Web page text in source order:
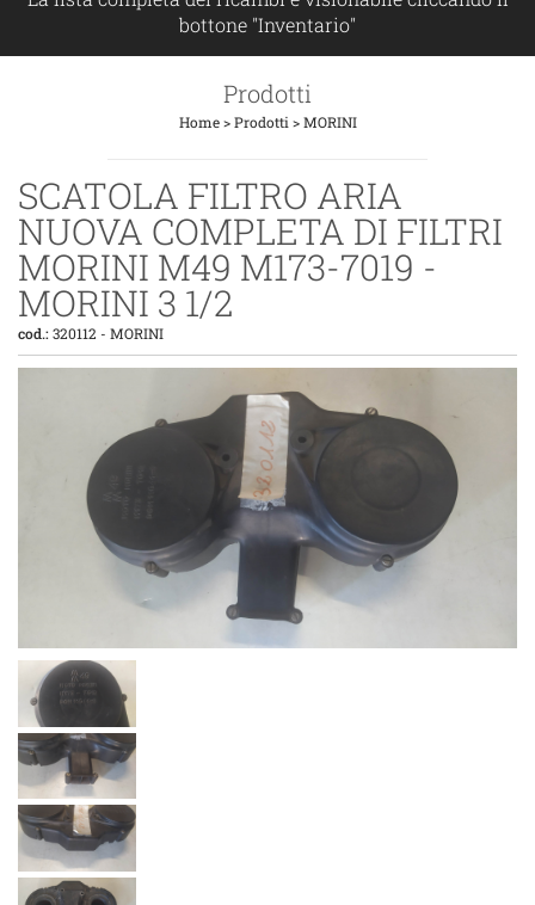
bottone "Inventario"
Prodotti
Home>Prodotti >MORINI
SCATOLA FILTRO ARIA
NUOVA COMPLETA DI FILTRI
MORINI M49 M173-7019 -
MORINI 3 1/2
cod.:320112 - MORINI